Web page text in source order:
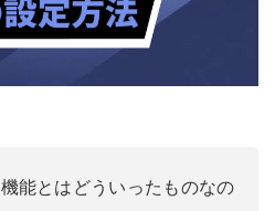
能とはどういったものなの